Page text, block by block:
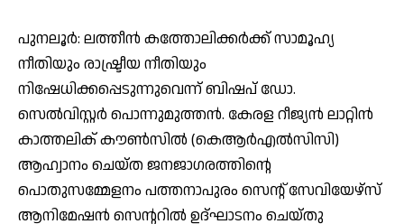
പുനലൂര്‍: ലത്തീന്‍ കത്തോലിക്കര്‍ക്ക് സാമൂഹ്യ
നീതിയും രാഷ്ട്രീയ നീതിയും
നിഷേധിക്കപ്പെടുന്നുവെന്ന് ബിഷപ് ഡോ.
സെല്‍വിസ്റ്റര്‍ പൊന്നുമുത്തന്‍. കേരള റീജ്യന്‍ ലാറ്റിന്‍
കാത്തലിക് കൗണ്‍സില്‍ (കെആര്‍എല്‍സിസി)
ആഹ്വാനം ചെയ്ത ജനജാഗരത്തിന്റെ
പൊതുസമ്മേളനം പത്തനാപുരം സെന്റ് സേവിയേഴ്‌സ്
ആനിമേഷന്‍ സെന്ററില്‍ ഉദ്ഘാടനം ചെയ്തു